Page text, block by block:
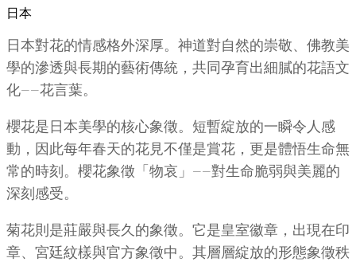
日本
日本對花的情感格外深厚。神道對自然的崇敬、佛教美
學的滲透與長期的藝術傳統，共同孕育出細膩的花語文
化——花言葉。
櫻花是日本美學的核心象徵。短暫綻放的一瞬令人感
動，因此每年春天的花見不僅是賞花，更是體悟生命無
常的時刻。櫻花象徵「物哀」——對生命脆弱與美麗的
深刻感受。
菊花則是莊嚴與長久的象徵。它是皇室徽章，出現在印
章、宮廷紋樣與官方象徵中。其層層綻放的形態象徵秩